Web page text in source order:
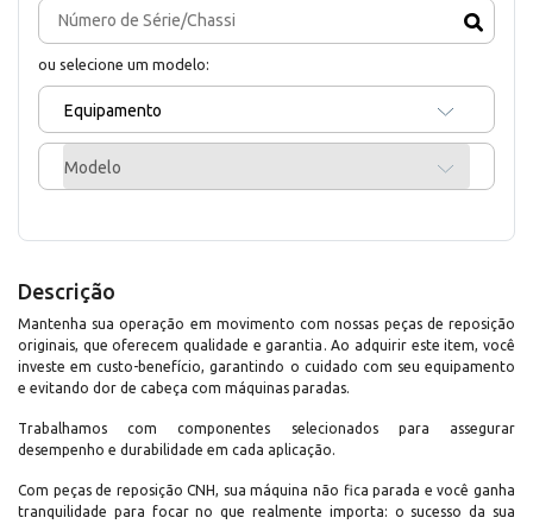
ou selecione um modelo:
Equipamento
Modelo
Descrição
Mantenha sua operação em movimento com nossas peças de reposição
originais, que oferecem qualidade e garantia. Ao adquirir este item, você
investe em custo-benefício, garantindo o cuidado com seu equipamento
e evitando dor de cabeça com máquinas paradas.
Trabalhamos com componentes selecionados para assegurar
desempenho e durabilidade em cada aplicação.
Com peças de reposição CNH, sua máquina não fica parada e você ganha
tranquilidade para focar no que realmente importa: o sucesso da sua